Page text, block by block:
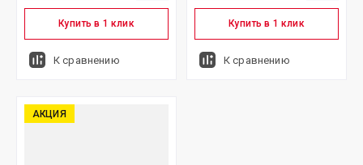
Купить в 1 клик
К сравнению
Купить в 1 клик
К сравнению
АКЦИЯ